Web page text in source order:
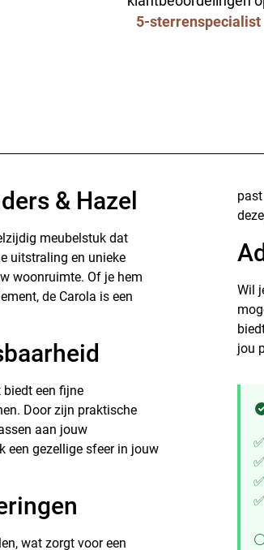
5-sterrenspecialist
& Hazel
meubelstuk dat
uitstraling en unieke
woonruimte. Of je hem
de Carola is een
een fijne
Door zijn praktische
aan jouw
een gezellige sfeer in jouw
wat zorgt voor een
Wil
jou